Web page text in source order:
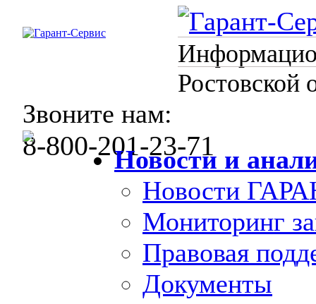
Ростовской
Звоните нам:
8-800-201-23-71
Новости и
Новости
Мониторинг
Правовая
Документы